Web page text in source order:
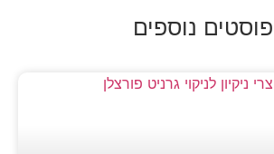
פוסטים נוספים